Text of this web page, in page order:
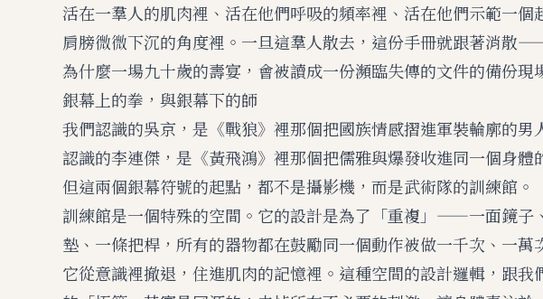
活在一羣人的肌肉裡、活在他們呼吸的頻率裡、活在他們示範一個
肩膀微微下沉的角度裡。一旦這羣人散去，這份手冊就跟著消散
為什麼一場九十歲的壽宴，會被讀成一份瀕臨失傳的文件的備份現
銀幕上的拳，與銀幕下的師
我們認識的吳京，是《戰狼》裡那個把國族情感摺進軍裝輪廓的男
認識的李連傑，是《黃飛鴻》裡那個把儒雅與爆發收進同一個身體
但這兩個銀幕符號的起點，都不是攝影機，而是武術隊的訓練館。
訓練館是一個特殊的空間。它的設計是為了「重複」——一面鏡子
墊、一條把桿，所有的器物都在鼓勵同一個動作被做一千次、一萬
它從意識裡撤退，住進肌肉的記憶裡。這種空間的設計邏輯，跟我